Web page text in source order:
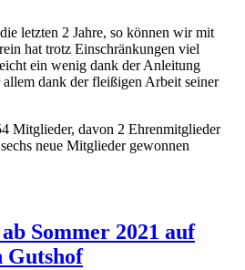
letzten 2 Jahre, so können wir mit
hat trotz Einschränkungen viel
ein wenig dank der Anleitung
allem dank der fleißigen Arbeit seiner
Mitglieder, davon 2 Ehrenmitglieder
neue Mitglieder gewonnen
Sommer 2021 auf
Gutshof